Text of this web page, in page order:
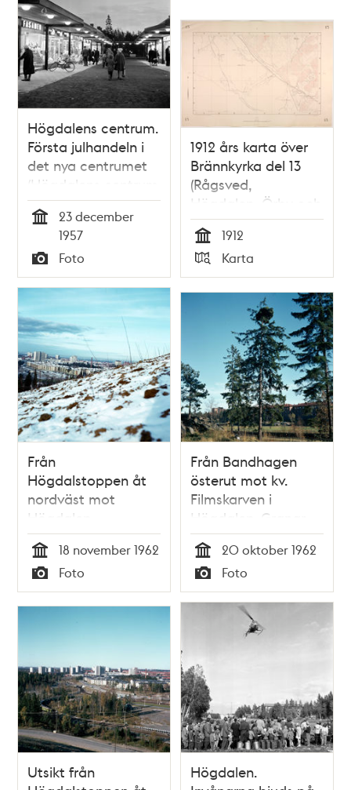
Högdalens centrum.
Första julhandeln i
det nya centrumet
(Högdalens centrum
invigdes 1957 och
byggdes ut året
efter)
23 december
1957
Typ
Foto
1912 års karta över
Brännkyrka del 13
(Rågsved,
Högdalen, Örby och
Hagsätra)
Tid
1912
Typ
Karta
Från
Högdalstoppen åt
nordväst mot
Högdalen
Tid
18 november 1962
Typ
Foto
Från Bandhagen
österut mot kv.
Filmskarven i
Högdalen. Granar
Tid
20 oktober 1962
Typ
Foto
Utsikt från
Högdalen.